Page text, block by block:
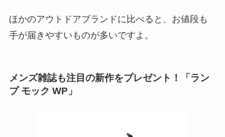
ほかのアウトドアブランドに比べると、お値段も
手が届きやすいものが多いですよ。
メンズ雑誌も注目の新作をプレゼント！「ラン
プ モック WP」